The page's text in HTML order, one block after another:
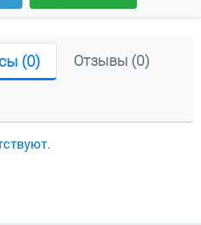
(0)
Отзывы (0)